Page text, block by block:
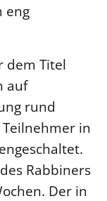
eng
dem Titel
auf
rund
in
Rabbiners
Der in